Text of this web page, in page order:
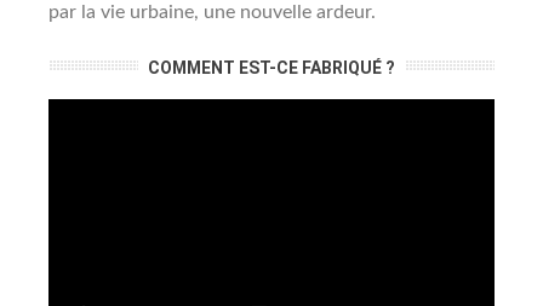
par la vie urbaine, une nouvelle ardeur.
COMMENT EST-CE FABRIQUÉ ?